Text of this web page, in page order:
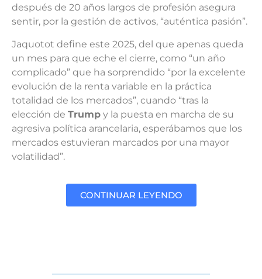
después de 20 años largos de profesión asegura
sentir, por la gestión de activos, “auténtica pasión”.
Jaquotot define este 2025, del que apenas queda
un mes para que eche el cierre, como “un año
complicado” que ha sorprendido “por la excelente
evolución de la renta variable en la práctica
totalidad de los mercados”, cuando “tras la
elección de Trump y la puesta en marcha de su
agresiva política arancelaria, esperábamos que los
mercados estuvieran marcados por una mayor
volatilidad”.
CONTINUAR LEYENDO